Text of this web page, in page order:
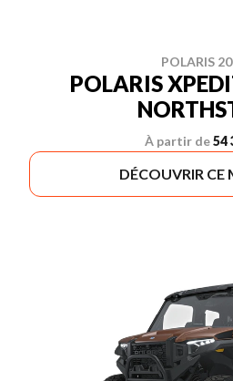
POLARIS
POLARIS
À partir de54
DÉCOUVRIR CE